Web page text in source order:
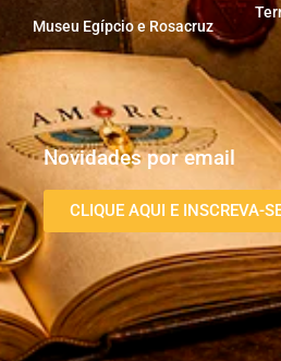
Museu Egípcio e Rosacruz
Novidades por email
CLIQUE AQUI E INSCREVA-